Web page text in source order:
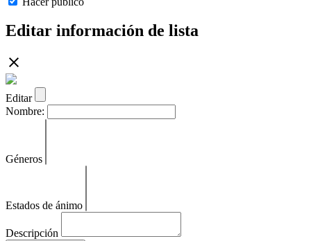
Editar información de lista
Editar
Nombre:
Géneros
Estados de ánimo
Descripción